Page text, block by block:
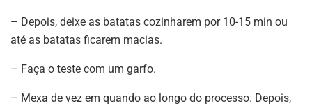
– Depois, deixe as batatas cozinharem por 10-15 min ou
até as batatas ficarem macias.
– Faça o teste com um garfo.
– Mexa de vez em quando ao longo do processo. Depois,